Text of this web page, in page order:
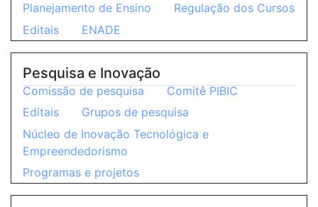
Planejamento de Ensino
Regulação dos Cursos
Editais
ENADE
Pesquisa e Inovação
Comissão de pesquisa
Comitê PIBIC
Editais
Grupos de pesquisa
Núcleo de Inovação Tecnológica e
Empreendedorismo
Programas e projetos